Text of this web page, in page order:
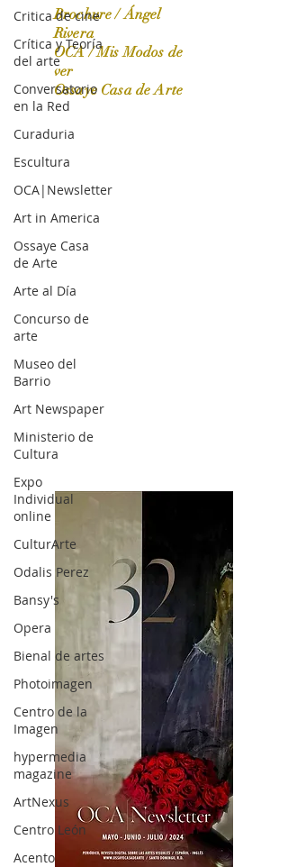
Critica de cine
Crítica y Teoría
del arte
Conversatorio
en la Red
Curaduria
Escultura
OCA|Newsletter
Art in America
Ossaye Casa
de Arte
Arte al Día
Concurso de
arte
Museo del
Barrio
Art Newspaper
Ministerio de
Cultura
Expo
Individual
online
CulturArte
Odalis Perez
Bansy's
Opera
Bienal de artes
Photoimagen
Centro de la
Imagen
hypermedia
magazine
ArtNexus
Centro León
Acento
OCA|News 31 / Marzo-Abril / 2024
Brochure / Ángel
Rivera
OCA / Mis Modos de
ver
Ossaye Casa de Arte